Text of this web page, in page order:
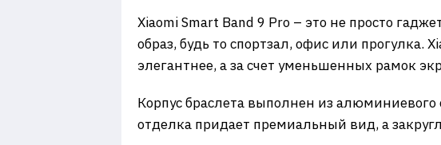
Xiaomi Smart Band 9 Pro – это не просто
образ, будь то спортзал, офис или
элегантнее, а за счет уменьшенных рамок
Корпус браслета выполнен из
отделка придает премиальный вид, а